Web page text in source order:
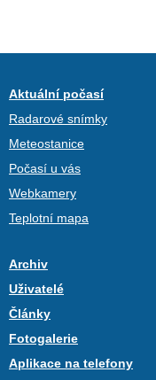
Aktuální počasí
Radarové snímky
Meteostanice
Počasí u vás
Webkamery
Teplotní mapa
Archiv
Uživatelé
Články
Fotogalerie
Aplikace na telefony